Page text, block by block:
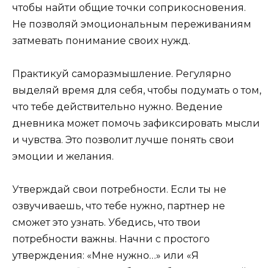
чтобы найти общие точки соприкосновения.
Не позволяй эмоциональным переживаниям
затмевать понимание своих нужд.
Практикуй саморазмышление. Регулярно
выделяй время для себя, чтобы подумать о том,
что тебе действительно нужно. Ведение
дневника может помочь зафиксировать мысли
и чувства. Это позволит лучше понять свои
эмоции и желания.
Утверждай свои потребности. Если ты не
озвучиваешь, что тебе нужно, партнер не
сможет это узнать. Убедись, что твои
потребности важны. Начни с простого
утверждения: «Мне нужно…» или «Я